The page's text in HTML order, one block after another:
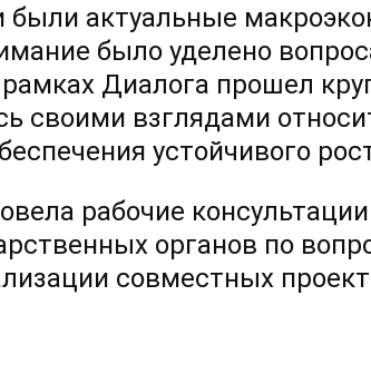
были актуальные
было уделено
Диалога прошел
своими взглядами
устойчивого
рабочие
органов по
совместных